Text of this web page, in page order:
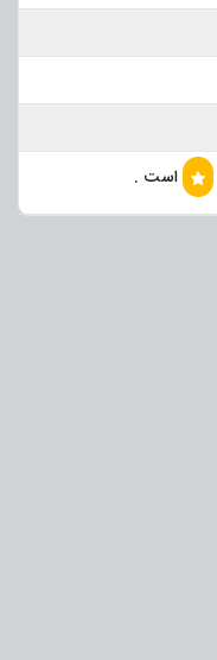
است .